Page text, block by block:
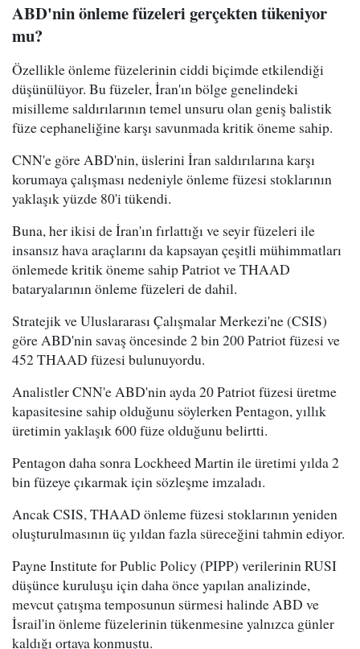
ABD'nin önleme füzeleri gerçekten tükeniyor
mu?
Özellikle önleme füzelerinin ciddi biçimde etkilendiği
düşünülüyor. Bu füzeler, İran'ın bölge genelindeki
misilleme saldırılarının temel unsuru olan geniş balistik
füze cephaneliğine karşı savunmada kritik öneme sahip.
CNN'e göre ABD'nin, üslerini İran saldırılarına karşı
korumaya çalışması nedeniyle önleme füzesi stoklarının
yaklaşık yüzde 80'i tükendi.
Buna, her ikisi de İran'ın fırlattığı ve seyir füzeleri ile
insansız hava araçlarını da kapsayan çeşitli mühimmatları
önlemede kritik öneme sahip Patriot ve THAAD
bataryalarının önleme füzeleri de dahil.
Stratejik ve Uluslararası Çalışmalar Merkezi'ne (CSIS)
göre ABD'nin savaş öncesinde 2 bin 200 Patriot füzesi ve
452 THAAD füzesi bulunuyordu.
Analistler CNN'e ABD'nin ayda 20 Patriot füzesi üretme
kapasitesine sahip olduğunu söylerken Pentagon, yıllık
üretimin yaklaşık 600 füze olduğunu belirtti.
Pentagon daha sonra Lockheed Martin ile üretimi yılda 2
bin füzeye çıkarmak için sözleşme imzaladı.
Ancak CSIS, THAAD önleme füzesi stoklarının yeniden
oluşturulmasının üç yıldan fazla süreceğini tahmin ediyor.
Payne Institute for Public Policy (PIPP) verilerinin RUSI
düşünce kuruluşu için daha önce yapılan analizinde,
mevcut çatışma temposunun sürmesi halinde ABD ve
İsrail'in önleme füzelerinin tükenmesine yalnızca günler
kaldığı ortaya konmuştu.